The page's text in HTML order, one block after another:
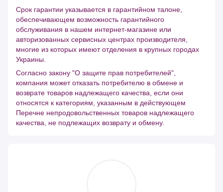
Срок гарантии указывается в гарантийном талоне,
обеспечивающем возможность гарантийного
обслуживания в нашем интернет-магазине или
авторизованных сервисных центрах производителя,
многие из которых имеют отделения в крупных городах
Украины.
Согласно закону "О защите прав потребителей",
компания может отказать потребителю в обмене и
возврате товаров надлежащего качества, если они
относятся к категориям, указанным в действующем
Перечне непродовольственных товаров надлежащего
качества, не подлежащих возврату и обмену.